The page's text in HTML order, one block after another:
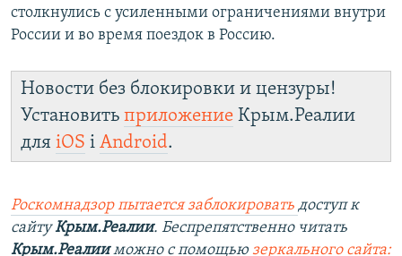
столкнулись с усиленными ограничениями внутри
России и во время поездок в Россию.
Новости без блокировки и цензуры!
Установить приложение Крым.Реалии
для iOS і Android.
Роскомнадзор пытается заблокировать доступ к
сайтуКрым.Реалии. Беспрепятственно читать
Крым.Реалииможно с помощью зеркального сайта: